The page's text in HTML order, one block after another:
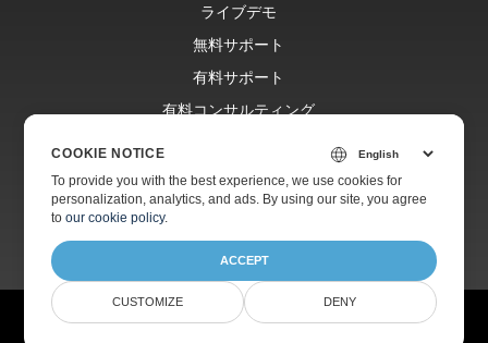
ライブデモ
無料サポート
有料サポート
有料コンサルティング
ウェブサイト
会社情報
© Aspose Pty Ltd 2001-2026.
COOKIE NOTICE
To provide you with the best experience, we use cookies for
personalization, analytics, and ads. By using our site, you agree
toour cookie policy.
ACCEPT
CUSTOMIZE DENY